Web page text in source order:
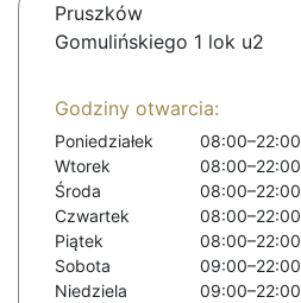
Pruszków
Gomulińskiego 1 lok u2
Godziny otwarcia:
Poniedziałek
08:00–22:00
Wtorek
08:00–22:00
Środa
08:00–22:00
Czwartek
08:00–22:00
Piątek
08:00–22:00
Sobota
09:00–22:00
Niedziela
09:00–22:00